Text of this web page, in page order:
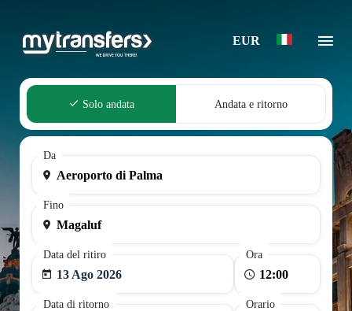
EUR
Solo andata Andata e ritorno
Da
Fino
Data del ritiro
13 Ago 2026
Ora
Data di ritorno
Orario